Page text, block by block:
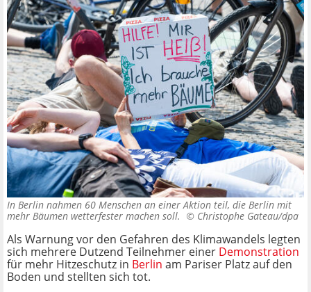
In Berlin nahmen 60 Menschen an einer Aktion teil, die Berlin mit
mehr Bäumen wetterfester machen soll. © Christophe Gateau/dpa
Als Warnung vor den Gefahren des Klimawandels legten
sich mehrere Dutzend Teilnehmer einer Demonstration
für mehr Hitzeschutz in Berlin am Pariser Platz auf den
Boden und stellten sich tot.